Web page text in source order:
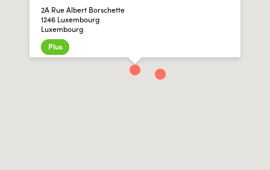
2A Rue Albert Borschette
1246 Luxembourg
Luxembourg
Plus